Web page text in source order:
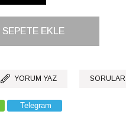
YORUM YAZ
Telegram